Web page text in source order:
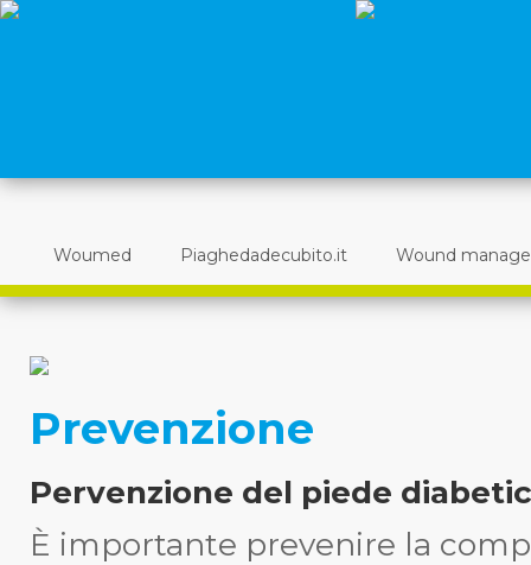
Woumed Piaghedadecubito.it Wound
Prevenzione
Pervenzione del piede
È importante prevenire la